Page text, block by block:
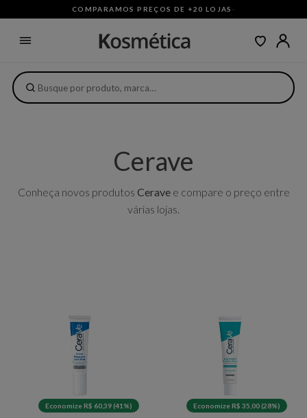
COMPARAMOS PREÇOS DE +20 LOJAS ·
Cerave
Conheça novos produtos Ceravee compare o preço entre
várias lojas.
Economize R$ 60,39 (41%) Economize R$ 35,00 (28%)